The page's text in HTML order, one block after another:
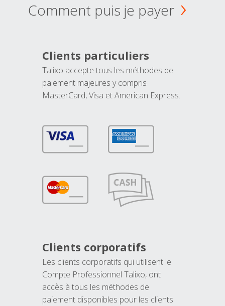
Comment puis je payer
Clients particuliers
Talixo accepte tous les méthodes de
paiement majeures y compris
MasterCard, Visa et American Express.
Clients corporatifs
Les clients corporatifs qui utilisent le
Compte Professionnel Talixo, ont
accès à tous les méthodes de
paiement disponibles pour les clients